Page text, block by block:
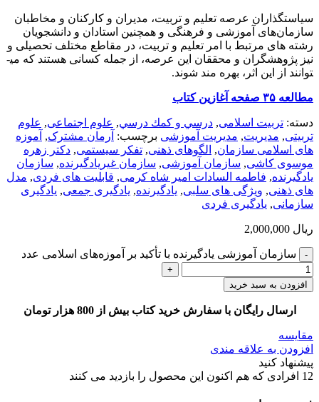
سیاستگذاران عرصه تعلیم و تربیت، مدیران و کارکنان و مخاطبان
سازمان‌های آموزشی و فرهنگی و همچنین استادان و دانشجویان
رشته ­های مرتبط با امر تعلیم و تربیت، در مقاطع مختلف تحصیلی و
نیز پژوهشگران و محققان این عرصه، از جمله کسانی هستند که می­
توانند از این اثر، بهره ­مند شوند.
مطالعه ۳۵ صفحه آغازین کتاب
دسته: تربیت اسلامی, درسي و كمك درسي, علوم اجتماعی, علوم
تربیتی, مديريت, مدیریت آموزشی برچسب: آرمان مشترک, آموزه
های اسلامی سازمان, الگوهای ذهنی, تفکر سیستمی, دكتر زهره
موسوی كاشی, سازمان آموزشی, سازمان غیریادگیرنده, سازمان
یادگیرنده, فاطمه السادات امير شاه كرمی, قابلیت های فردی, مدل
های ذهنی, ویژگی های سلبی, یادگیرنده, یادگیری جمعی, یادگیری
سازمانی, یادگیری فردی
ریال
سازمان آموزشی یادگیرنده با تأکید بر آموزه‌های اسلامی عدد
افزودن به سبد خرید
ارسال رایگان با سفارش خرید کتاب بیش از 800 هزار تومان
مقایسه
افزودن به علاقه مندی
پیشنهاد کنید
12 افرادی که هم اکنون این محصول را بازدید می کنند